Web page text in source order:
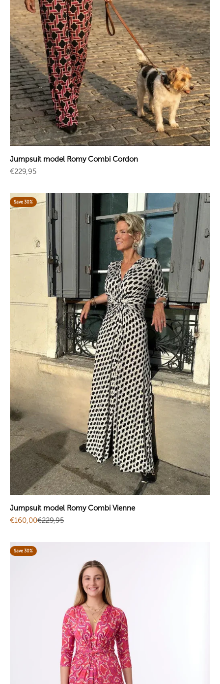
Jumpsuit model Romy Combi Cordon
Sale price
€229,95
Save 30%
Jumpsuit model Romy Combi Vienne
Sale price
€160,00Regular price
€229,95
Save 30%